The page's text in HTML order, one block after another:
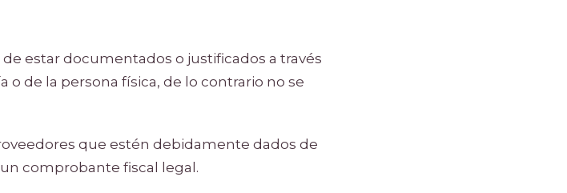
estar documentados o justificados a través
de la persona física, de lo contrario no se
que estén debidamente dados de
comprobante fiscal legal.